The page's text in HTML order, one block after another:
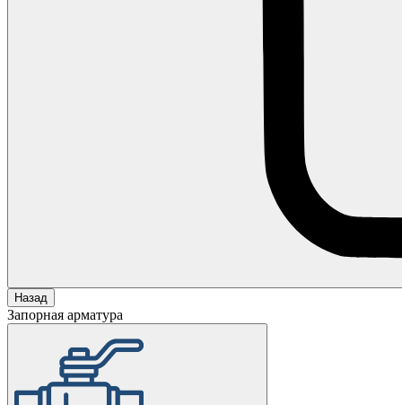
Назад
Запорная арматура